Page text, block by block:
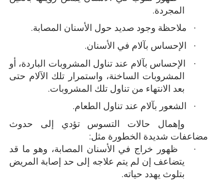
المجردة.
· ملاحظة وجود صديد حول الأسنان المصابة.
· الإحساس بآلام في الأسنان.
·
الإحساس بآلام عند تناول المشروبات الباردة، أو
المشروبات الساخنة، واستمرار تلك الآلام حتى
بعد الانتهاء من تناول تلك المشروبات.
·
الشعور بآلام عند تناول الطعام.
وإهمال حالات التسوس تؤدي إلى حدوث
مضاعفات شديدة الخطورة مثل:
·
ظهور خراج في الأسنان المصابة، وهو ما قد
يتضاعف إن لم يتم علاجه إلى حد إصابة المريض
بتلوث يهدد حياته.